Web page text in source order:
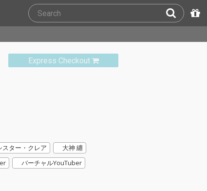
Express Checkout
スター・クレア
大神 纏
バーチャルYouTuber